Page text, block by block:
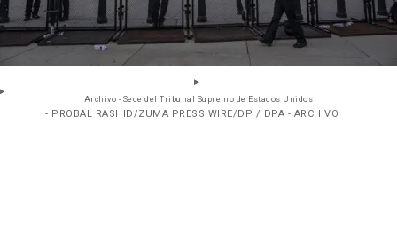
Archivo - Sede del Tribunal Supremo de Estados Unidos
- PROBAL RASHID/ZUMA PRESS WIRE/DP / DPA - ARCHIVO